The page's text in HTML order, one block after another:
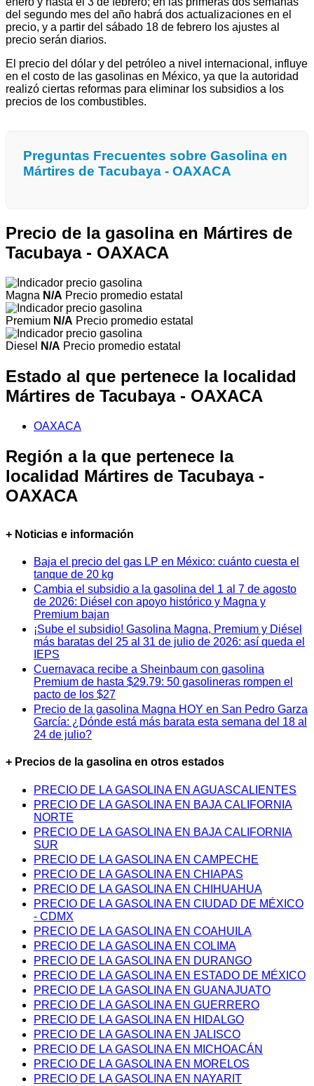
del segundo mes del año habrá dos actualizaciones en el
precio, y a partir del sábado 18 de febrero los ajustes al
precio serán diarios.
El precio del dólar y del petróleo a nivel internacional, influye
en el costo de las gasolinas en México, ya que la autoridad
realizó ciertas reformas para eliminar los subsidios a los
precios de los combustibles.
Preguntas Frecuentes sobre Gasolina en
Mártires de Tacubaya - OAXACA
Precio de la gasolina en Mártires de
Tacubaya - OAXACA
Magna N/A Precio promedio estatal
Premium N/A Precio promedio estatal
Diesel N/A Precio promedio estatal
Estado al que pertenece la localidad
Mártires de Tacubaya - OAXACA
OAXACA
Región a la que pertenece la
localidad Mártires de Tacubaya -
OAXACA
+ Noticias e información
Baja el precio del gas LP en México: cuánto cuesta el
tanque de 20 kg
Cambia el subsidio a la gasolina del 1 al 7 de agosto
de 2026: Diésel con apoyo histórico y Magna y
Premium bajan
¡Sube el subsidio! Gasolina Magna, Premium y Diésel
más baratas del 25 al 31 de julio de 2026: así queda el
IEPS
Cuernavaca recibe a Sheinbaum con gasolina
Premium de hasta $29.79: 50 gasolineras rompen el
pacto de los $27
Precio de la gasolina Magna HOY en San Pedro Garza
García: ¿Dónde está más barata esta semana del 18 al
24 de julio?
+ Precios de la gasolina en otros estados
PRECIO DE LA GASOLINA EN AGUASCALIENTES
PRECIO DE LA GASOLINA EN BAJA CALIFORNIA
NORTE
PRECIO DE LA GASOLINA EN BAJA CALIFORNIA
SUR
PRECIO DE LA GASOLINA EN CAMPECHE
PRECIO DE LA GASOLINA EN CHIAPAS
PRECIO DE LA GASOLINA EN CHIHUAHUA
PRECIO DE LA GASOLINA EN CIUDAD DE MÉXICO
- CDMX
PRECIO DE LA GASOLINA EN COAHUILA
PRECIO DE LA GASOLINA EN COLIMA
PRECIO DE LA GASOLINA EN DURANGO
PRECIO DE LA GASOLINA EN ESTADO DE MÉXICO
PRECIO DE LA GASOLINA EN GUANAJUATO
PRECIO DE LA GASOLINA EN GUERRERO
PRECIO DE LA GASOLINA EN HIDALGO
PRECIO DE LA GASOLINA EN JALISCO
PRECIO DE LA GASOLINA EN MICHOACÁN
PRECIO DE LA GASOLINA EN MORELOS
PRECIO DE LA GASOLINA EN NAYARIT